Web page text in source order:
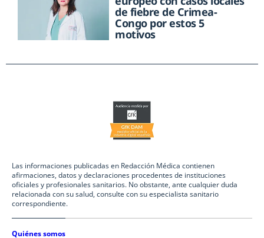
de fiebre de Crimea-
Congo por estos 5
motivos
Las informaciones publicadas en Redacción Médica contienen
afirmaciones, datos y declaraciones procedentes de instituciones
oficiales y profesionales sanitarios. No obstante, ante cualquier duda
relacionada con su salud, consulte con su especialista sanitario
correspondiente.
Quiénes somos